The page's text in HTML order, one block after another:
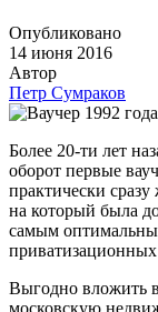
Опубликовано
14 июня 2016
Автор
Петр Сумраков
Более 20-ти лет
оборот первые
практически
на который была
самым
приватизационных
Выгодно вложить
московскую